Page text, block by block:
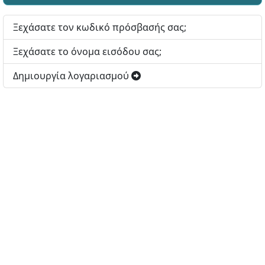
Ξεχάσατε τον κωδικό πρόσβασής σας;
Ξεχάσατε το όνομα εισόδου σας;
Δημιουργία λογαριασμού